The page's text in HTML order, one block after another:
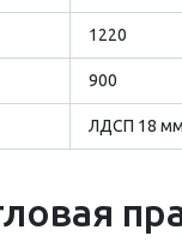
1220
900
ЛДСП 18 мм